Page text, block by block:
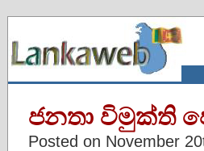
ජනතා විමුක්ති
Posted on November